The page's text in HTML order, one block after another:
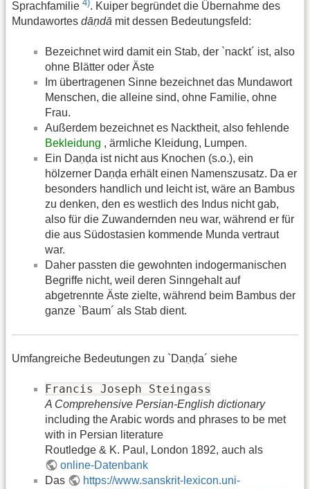
Sprachfamilie 4). Kuiper begründet die Übernahme des
Mundawortes dāṇdā mit dessen Bedeutungsfeld:
Bezeichnet wird damit ein Stab, der `nackt´ ist, also
ohne Blätter oder Äste
Im übertragenen Sinne bezeichnet das Mundawort
Menschen, die alleine sind, ohne Familie, ohne
Frau.
Außerdem bezeichnet es Nacktheit, also fehlende
Bekleidung , ärmliche Kleidung, Lumpen.
Ein Daṇḍa ist nicht aus Knochen (s.o.), ein
hölzerner Daṇḍa erhält einen Namenszusatz. Da er
besonders handlich und leicht ist, wäre an Bambus
zu denken, den es westlich des Indus nicht gab,
also für die Zuwandernden neu war, während er für
die aus Südostasien kommende Munda vertraut
war.
Daher passten die gewohnten indogermanischen
Begriffe nicht, weil deren Sinngehalt auf
abgetrennte Äste zielte, während beim Bambus der
ganze `Baum´ als Stab dient.
Umfangreiche Bedeutungen zu `Daṇḍa´ siehe
Francis Joseph Steingass
A Comprehensive Persian-English dictionary
including the Arabic words and phrases to be met
with in Persian literature
Routledge & K. Paul, London 1892, auch als
online-Datenbank
Das
https://www.sanskrit-lexicon.uni-